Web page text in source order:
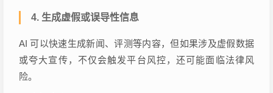
4. 生成虚假或误导性信息
AI 可以快速生成新闻、评测等内容，但如果涉及虚假数据
或夸大宣传，不仅会触发平台风控，还可能面临法律风
险。